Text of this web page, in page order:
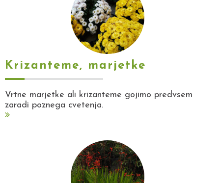
Krizanteme, marjetke
Vrtne marjetke ali krizanteme gojimo predvsem
zaradi poznega cvetenja.